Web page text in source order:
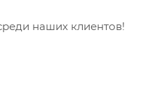
наших клиентов!